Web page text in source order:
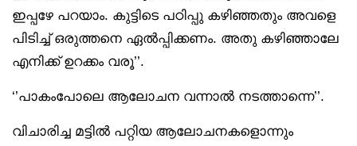
ഇപ്പഴേ പറയാം. കുട്ടിടെ പഠിപ്പു കഴിഞ്ഞതും അവളെ
പിടിച്ച് ഒരുത്തനെ ഏൽപ്പിക്കണം. അതു കഴിഞ്ഞാലേ
എനിക്ക് ഉറക്കം വരൂ’’.
‘’പാകംപോലെ ആലോചന വന്നാൽ നടത്താന്നെ’’.
വിചാരിച്ച മട്ടിൽ പറ്റിയ ആലോചനകളൊന്നും